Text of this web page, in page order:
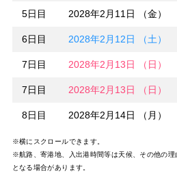
5日目 2028年2月11日 （金）
6日目 2028年2月12日 （土）
7日目 2028年2月13日 （日）
7日目 2028年2月13日 （日）
8日目 2028年2月14日 （月）
※横にスクロールできます。
※航路、寄港地、入出港時間等は天候、その他の
となる場合があります。